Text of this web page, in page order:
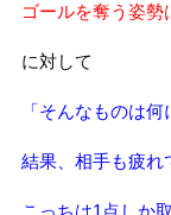
ゴールを奪う姿勢
に対して
「そんなものは何
結果、相手も疲れ
こっちは1点しか